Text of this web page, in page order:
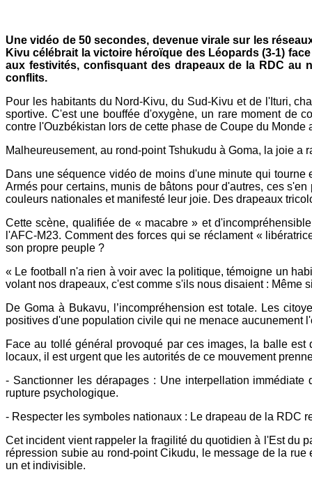
Une vidéo de 50 secondes, devenue virale sur les
Kivu célébrait la victoire héroïque des Léopards (3-1)
aux festivités, confisquant des drapeaux de la RDC
conflits.
Pour les habitants du Nord-Kivu, du Sud-Kivu et de l'Ituri,
sportive. C'est une bouffée d'oxygène, un rare moment de
contre l'Ouzbékistan lors de cette phase de Coupe du Monde
Malheureusement, au rond-point Tshukudu à Goma, la joie
Dans une séquence vidéo de moins d'une minute qui
Armés pour certains, munis de bâtons pour d'autres, ces
couleurs nationales et manifesté leur joie. Des drapeaux
Cette scène, qualifiée de « macabre » et
l'AFC-M23. Comment des forces qui se réclament «
son propre peuple ?
« Le football n'a rien à voir avec la politique, témoigne un
volant nos drapeaux, c'est comme s'ils nous disaient : Même
De Goma à Bukavu, l’incompréhension est totale. Les
positives d'une population civile qui ne menace aucunement
Face au tollé général provoqué par ces images, la balle
locaux, il est urgent que les autorités de ce mouvement
- Sanctionner les dérapages : Une interpellation
rupture psychologique.
- Respecter les symboles nationaux : Le drapeau de la RDC
Cet incident vient rappeler la fragilité du quotidien à l'Est du
répression subie au rond-point Cikudu, le message de la
un et indivisible.